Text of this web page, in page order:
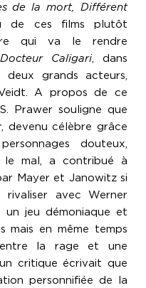
de la mort, Différent
de ces films plutôt
qui va le rendre
Caligari, dans
deux grands acteurs,
A propos de ce
Prawer souligne que
devenu célèbre grâce
douteux,
le mal, a contribué à
Mayer et Janowitz si
rivaliser avec Werner
un jeu démoniaque et
mais en même temps
la rage et une
critique écrivait que
personnifiée de la